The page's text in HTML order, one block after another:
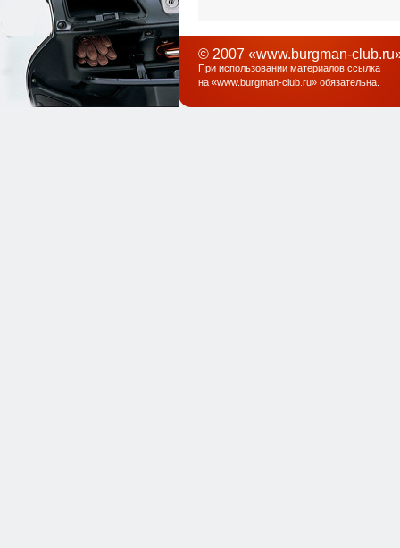
© 2007 «www.burgman-
При использовании материалов ссылка
на «www.burgman-club.ru» обязательна